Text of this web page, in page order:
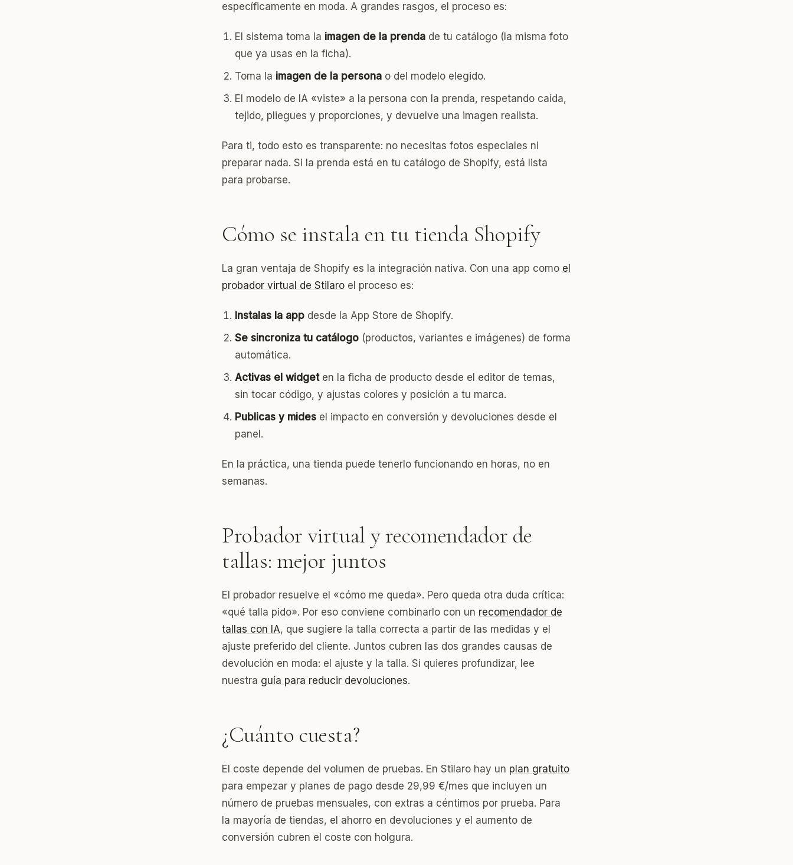
específicamente en moda. A grandes rasgos, el proceso es:
El sistema toma la imagen de la prenda de tu catálogo (la misma foto
que ya usas en la ficha).
Toma la imagen de la persona o del modelo elegido.
El modelo de IA «viste» a la persona con la prenda, respetando caída,
tejido, pliegues y proporciones, y devuelve una imagen realista.
Para ti, todo esto es transparente: no necesitas fotos especiales ni
preparar nada. Si la prenda está en tu catálogo de Shopify, está lista
para probarse.
Cómo se instala en tu tienda Shopify
La gran ventaja de Shopify es la integración nativa. Con una app como el
probador virtual de Stilaro el proceso es:
Instalas la app desde la App Store de Shopify.
Se sincroniza tu catálogo (productos, variantes e imágenes) de forma
automática.
Activas el widgeten la ficha de producto desde el editor de temas,
sin tocar código, y ajustas colores y posición a tu marca.
Publicas y mides el impacto en conversión y devoluciones desde el
panel.
En la práctica, una tienda puede tenerlo funcionando en horas, no en
semanas.
Probador virtual y recomendador de
tallas: mejor juntos
El probador resuelve el «cómo me queda». Pero queda otra duda crítica:
«qué talla pido». Por eso conviene combinarlo con un recomendador de
tallas con IA, que sugiere la talla correcta a partir de las medidas y el
ajuste preferido del cliente. Juntos cubren las dos grandes causas de
devolución en moda: el ajuste y la talla. Si quieres profundizar, lee
nuestra guía para reducir devoluciones.
¿Cuánto cuesta?
El coste depende del volumen de pruebas. En Stilaro hay un plan gratuito
para empezar y planes de pago desde 29,99 €/mes que incluyen un
número de pruebas mensuales, con extras a céntimos por prueba. Para
la mayoría de tiendas, el ahorro en devoluciones y el aumento de
conversión cubren el coste con holgura.